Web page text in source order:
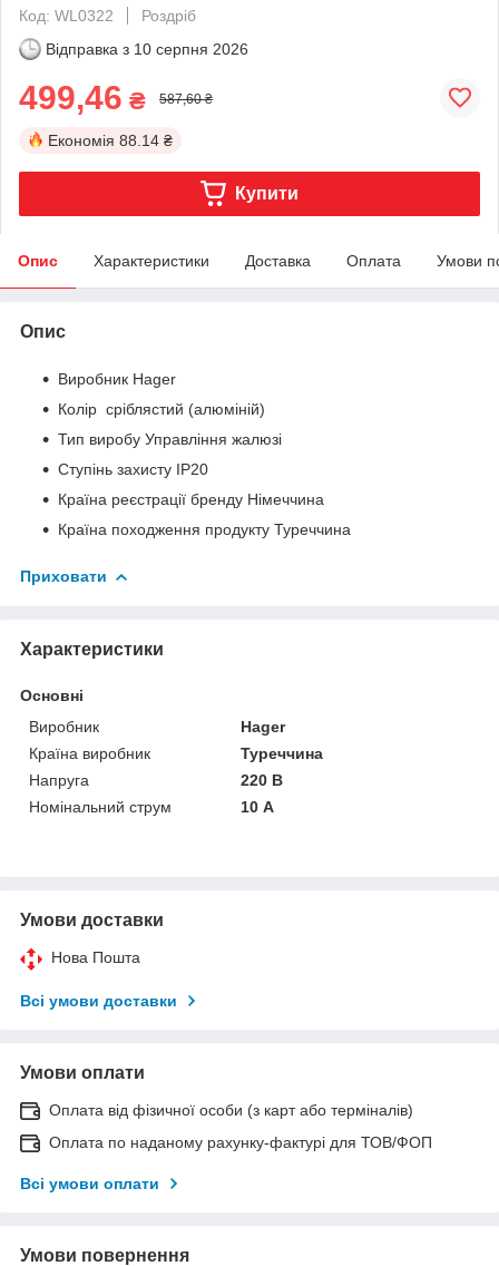
Код: WL0322
Роздріб
Відправка з 10 серпня 2026
499,46 ₴ 587,60 ₴
Економія 88.14 ₴
Купити
Опис Характеристики Доставка Оплата Умови
Опис
Виробник Hager
Колір сріблястий (алюміній)
Тип виробу Управління жалюзі
Ступінь захисту IP20
Країна реєстрації бренду Німеччина
Країна походження продукту Туреччина
Приховати
Характеристики
Основні
Виробник
Hager
Країна виробник
Туреччина
Напруга
220 В
Номінальний струм
10 А
Умови доставки
Нова Пошта
Всі умови доставки
Умови оплати
Оплата від фізичної особи (з карт або терміналів)
Оплата по наданому рахунку-фактурі для ТОВ/ФОП
Всі умови оплати
Умови повернення